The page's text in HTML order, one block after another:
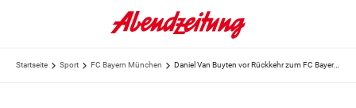
Startseite Sport FC Bayern München Daniel Van Buyten vor Rückkehr zum FC Bayern?